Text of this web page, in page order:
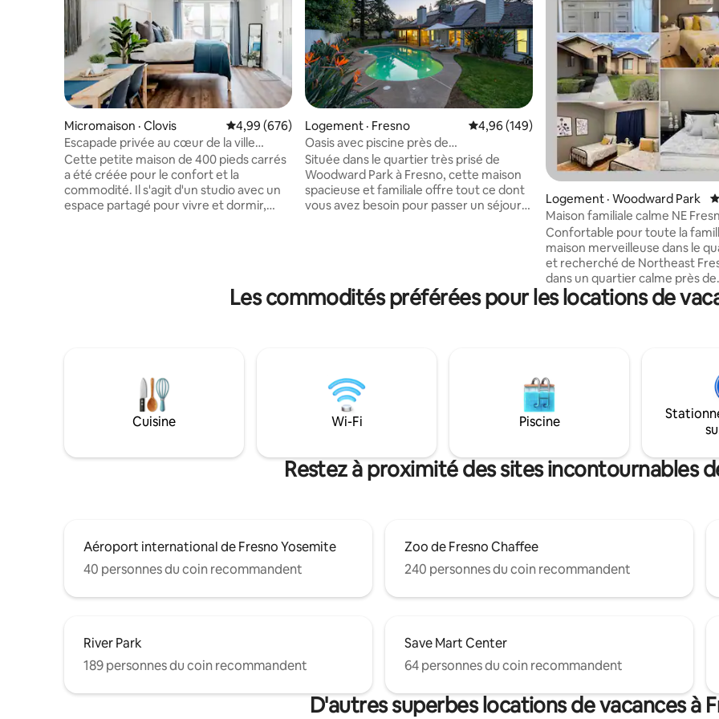
Micromaison · Clovis Note moyenne de 4,99 sur 5, 676 commentaires
4,99 (676)
Escapade privée au cœur de la ville
historique de Clovis
Cette petite maison de 400 pieds carrés
a été créée pour le confort et la
commodité. Il s'agit d'un studio avec un
espace partagé pour vivre et dormir,
voûtés, il est idéal pour les séjours de
et une couette blanche sur un matelas
confortable et des carreaux espagnols
colorés dans la salle de bain. On se sent
privée, mais pourtant, elle est assez
proche de la vieille ville de Clovis pour
chose est nécessaire, mes co-hôtes ou
moi-même sommes disponibles pour
vous aider. La maison est située dans le
charmant quartier historique du centre-
ville connu sous le nom de Old Town
restaurants et festivals à proximité. Il y a
également des sentiers de course et de
marche à proximité. Les grands
magasins et les supermarchés sont à
Logement · Fresno Note moyenne de 4,96 sur 5, 149
4,96 (149)
Oasis avec piscine près de
Woodward Park | Escapade en famille
Située dans le quartier très prisé de
Woodward Park à Fresno, cette maison
spacieuse et familiale offre tout ce dont
vous avez besoin pour passer un séjour
très grand (king size), deux lits grands
(queen size) et un divan-lit pour un
veulent se détendre et découvrir le
meilleur de Fresno!
Logement · Woodward Park
Maison familiale calme NE
3 chambres/2 salles de bain
Confortable pour toute la
maison merveilleuse dans le
et recherché de Northeast
dans un quartier calme près de
Riverpark, de Fresno State, de
High Schools et de Old Town
pour enfants. À moins d'une
Shaver et à 20 minutes du lac
Excellents restaurants et
locaux à quelques kilomètres.
toutes les commodités dont
beaucoup de stationnement.
Les commodités préférées pour les locations de
Cuisine Wi-Fi Piscine
Restez à proximité des sites incontournables
Aéroport international de Fresno Yosemite
40 personnes du coin recommandent
Zoo de Fresno Chaffee
240 personnes du coin recommandent
River Park
189 personnes du coin recommandent
Save Mart Center
64 personnes du coin recommandent
D'autres superbes locations de vacances à